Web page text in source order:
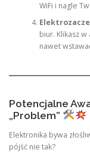
WiFi i nagle
biur. Klikasz w
nawet
Potencjalne
„Problem”
Elektronika bywa
pójść nie tak?